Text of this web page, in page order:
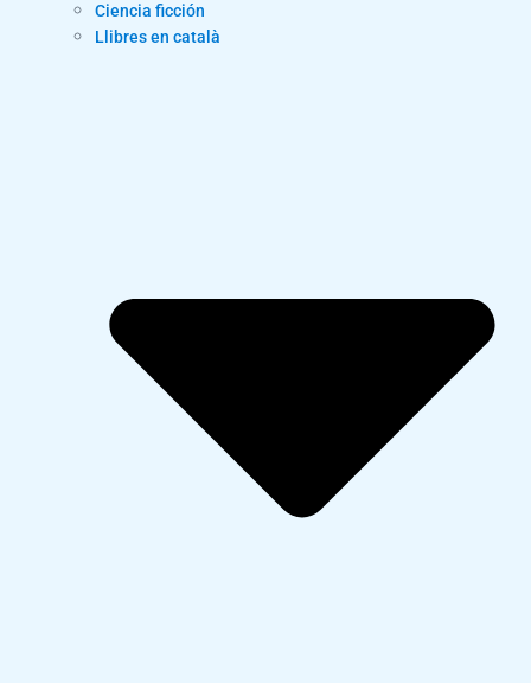
Ciencia ficción
Llibres en català